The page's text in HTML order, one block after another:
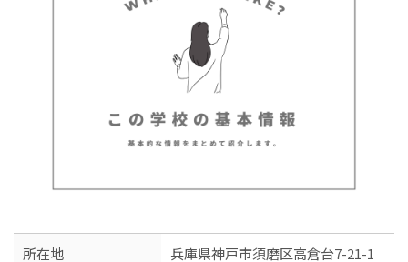
所在地 兵庫県神戸市須磨区高倉台7-21-1